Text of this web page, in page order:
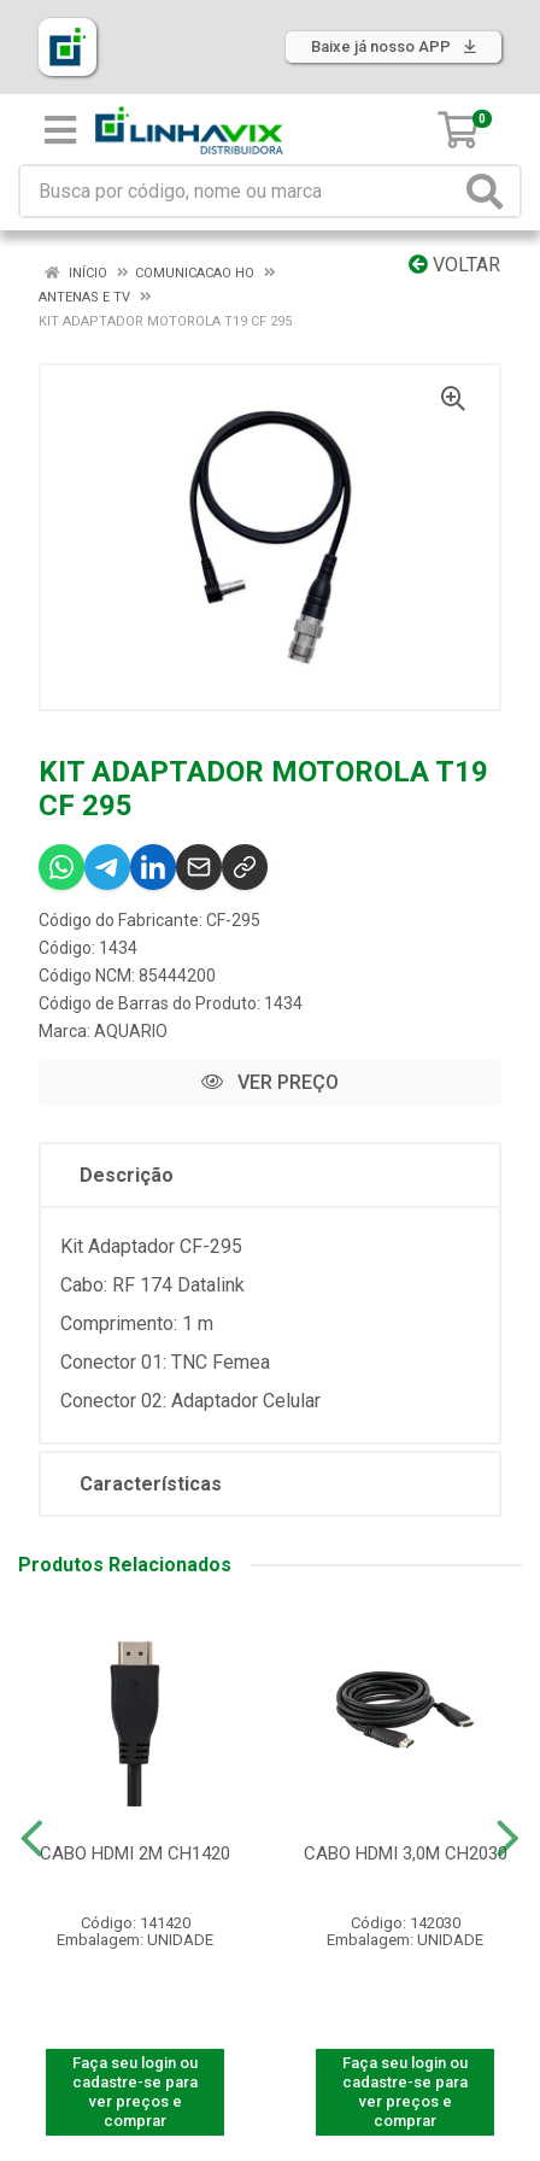
Baixe já nosso APP
0
VOLTAR
INÍCIO
COMUNICACAO HO
ANTENAS E TV
KIT ADAPTADOR MOTOROLA T19 CF 295
KIT ADAPTADOR MOTOROLA T19
CF 295
Código do Fabricante: CF-295
Código: 1434
Código NCM: 85444200
Código de Barras do Produto: 1434
Marca: AQUARIO
VER PREÇO
Descrição
Kit Adaptador CF-295
Cabo: RF 174 Datalink
Comprimento: 1 m
Conector 01: TNC Femea
Conector 02: Adaptador Celular
Características
Produtos Relacionados
CABO HDMI 2M CH1420
Código: 141420
Embalagem: UNIDADE
Faça seu login ou
cadastre-se para
ver preços e
comprar
CABO HDMI 3,0M CH2030
Código: 142030
Embalagem: UNIDADE
Faça seu login ou
cadastre-se para
ver preços e
comprar